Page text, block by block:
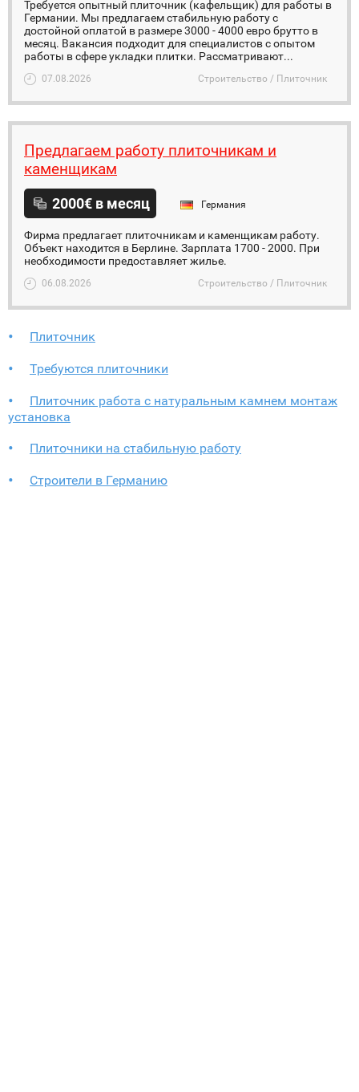
Требуется опытный плиточник (кафельщик) для работы в
Германии. Мы предлагаем стабильную работу с
достойной оплатой в размере 3000 - 4000 евро брутто в
месяц. Вакансия подходит для специалистов с опытом
работы в сфере укладки плитки. Рассматривают...
07.08.2026 Строительство / Плиточник
Предлагаем работу плиточникам и
каменщикам
2000€ в месяц Германия
Фирма предлагает плиточникам и каменщикам работу.
Объект находится в Берлине. Зарплата 1700 - 2000. При
необходимости предоставляет жилье.
06.08.2026 Строительство / Плиточник
Плиточник
Требуются плиточники
Плиточник работа с натуральным камнем монтаж
установка
Плиточники на стабильную работу
Строители в Германию